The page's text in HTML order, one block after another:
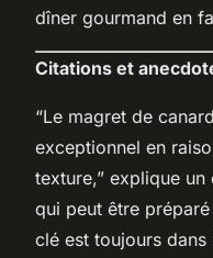
dîner gourmand en
Citations et
“Le magret de
exceptionnel en
texture,” explique un
qui peut être
clé est toujours